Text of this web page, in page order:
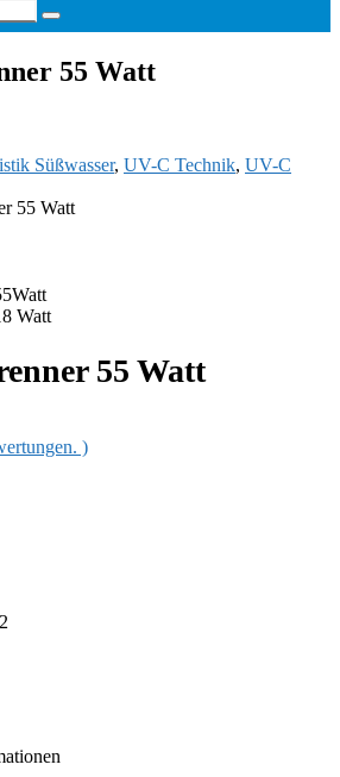
55 Watt
Süßwasser, UV-C Technik, UV-C
55 Watt
55 Watt
)